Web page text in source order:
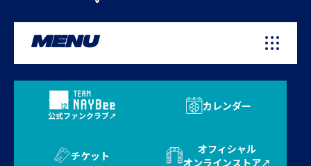
MENU
公式ファンクラブ
カレンダー
チケット
オフィシャル
オンラインストア